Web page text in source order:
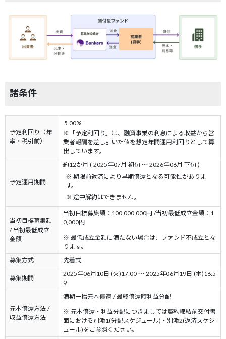
諸条件
予定利回り（年
率・税引前）
5.00%
※「予定利回り」は、融資事業の利息による収益から営
業者報酬を差し引いた値を想定年間運用利回りとして算
出しています。
予定運用期間
約12か月 ( 2025年07月 初旬 ～ 2026年06月 下旬 )
※ 期限前返済により早期償還となる可能性がありま
す。
※ 途中解約はできません。
当初目標募集額
/ 当初最低成立
金額
当初目標募集額：100,000,000円 /当初最低成立金額：1
0,000円
※ 最低成立金額に満たない場合は、ファンド不成立とな
ります。
募集方式
先着式
募集期間
2025年06月10日 (火)17:00 ～ 2025年06月19日 (木)16:5
9
元本償還方法 /
収益償還方法
満期一括元本償還 / 最終償還時利益分配
※ 元本償還・利益分配につきましては契約締結前交付書
面における別添1(分配スケジュール)・別添2(返済スケジ
ュール)をご参照ください。